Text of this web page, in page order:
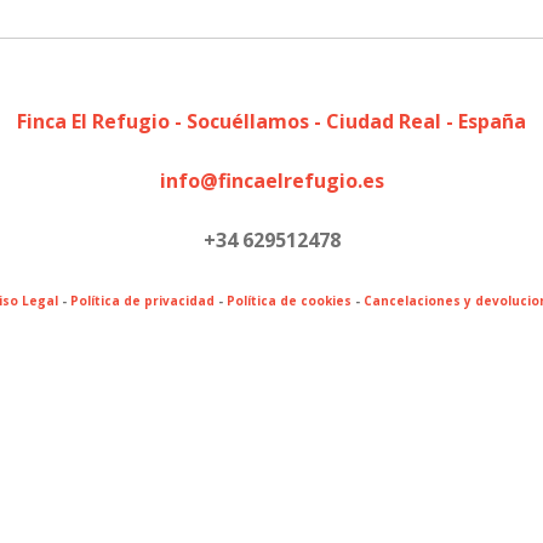
Finca El Refugio - Socuéllamos - Ciudad Real - España
info@fincaelrefugio.es
+34 629512478
Legal - Política de privacidad - Política de cookies - Cancelaciones y